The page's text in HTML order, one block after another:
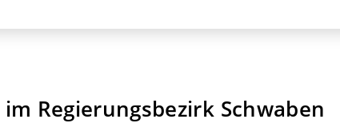
Regierungsbezirk Schwaben